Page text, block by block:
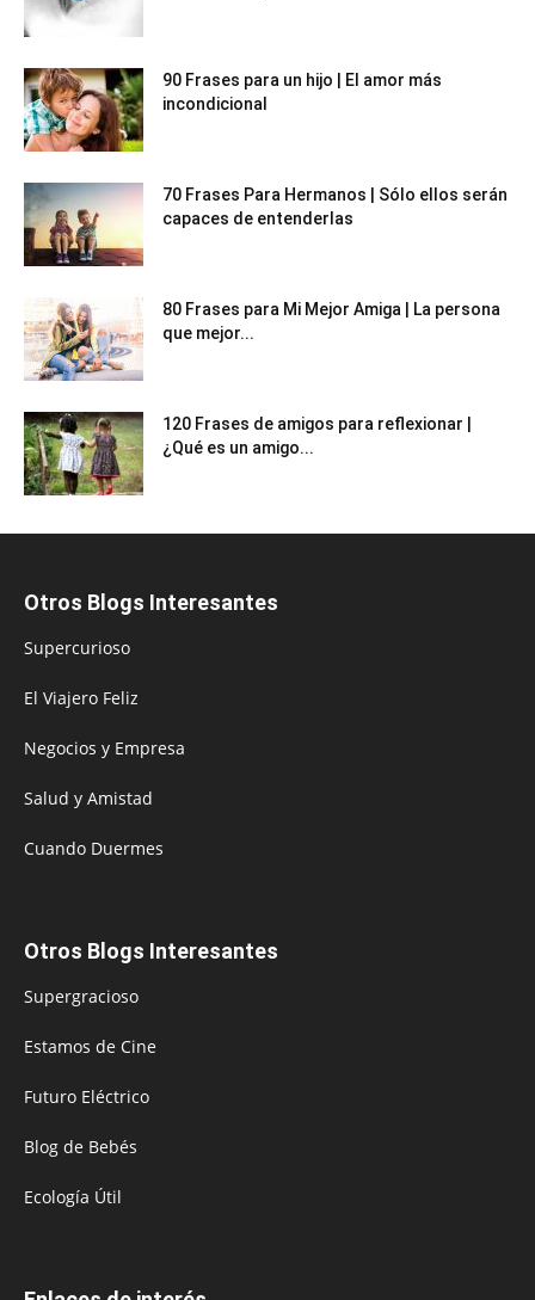
90 Frases para un hijo | El amor más
incondicional
70 Frases Para Hermanos | Sólo ellos serán
capaces de entenderlas
80 Frases para Mi Mejor Amiga | La persona
que mejor...
120 Frases de amigos para reflexionar |
¿Qué es un amigo...
Otros Blogs Interesantes
Supercurioso
El Viajero Feliz
Negocios y Empresa
Salud y Amistad
Cuando Duermes
Otros Blogs Interesantes
Supergracioso
Estamos de Cine
Futuro Eléctrico
Blog de Bebés
Ecología Útil